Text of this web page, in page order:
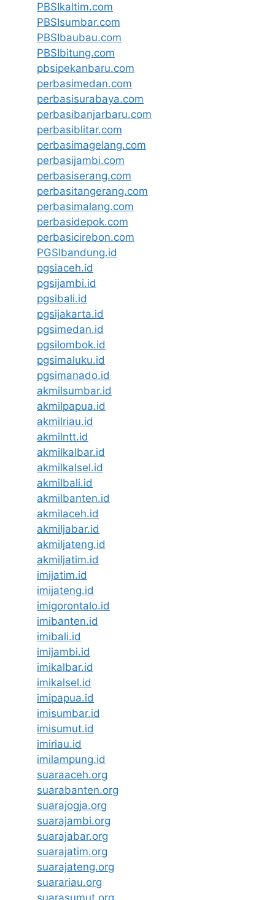
PBSIkaltim.com
PBSIsumbar.com
PBSIbaubau.com
PBSIbitung.com
pbsipekanbaru.com
perbasimedan.com
perbasisurabaya.com
perbasibanjarbaru.com
perbasiblitar.com
perbasimagelang.com
perbasijambi.com
perbasiserang.com
perbasitangerang.com
perbasimalang.com
perbasidepok.com
perbasicirebon.com
PGSIbandung.id
pgsiaceh.id
pgsijambi.id
pgsibali.id
pgsijakarta.id
pgsimedan.id
pgsilombok.id
pgsimaluku.id
pgsimanado.id
akmilsumbar.id
akmilpapua.id
akmilriau.id
akmilntt.id
akmilkalbar.id
akmilkalsel.id
akmilbali.id
akmilbanten.id
akmilaceh.id
akmiljabar.id
akmiljateng.id
akmiljatim.id
imijatim.id
imijateng.id
imigorontalo.id
imibanten.id
imibali.id
imijambi.id
imikalbar.id
imikalsel.id
imipapua.id
imisumbar.id
imisumut.id
imiriau.id
imilampung.id
suaraaceh.org
suarabanten.org
suarajogja.org
suarajambi.org
suarajabar.org
suarajatim.org
suarajateng.org
suarariau.org